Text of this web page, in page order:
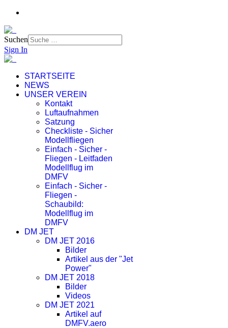
Suchen
Sign In
STARTSEITE
NEWS
UNSER VEREIN
Kontakt
Luftaufnahmen
Satzung
Checkliste - Sicher
Modellfliegen
Einfach - Sicher -
Fliegen - Leitfaden
Modellflug im
DMFV
Einfach - Sicher -
Fliegen -
Schaubild:
Modellflug im
DMFV
DM JET
DM JET 2016
Bilder
Artikel aus der "Jet
Power"
DM JET 2018
Bilder
Videos
DM JET 2021
Artikel auf
DMFV.aero